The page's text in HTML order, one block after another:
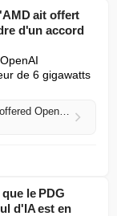
ait offert
d'un accord
de 6 gigawatts
Nvidia's Huang says he's surprised AMD offered OpenAI 10% of company in 'clever' deal
le PDG
d'IA est en